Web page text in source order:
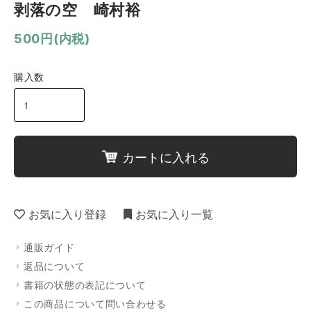
剥落の空 崎村裕
500円(内税)
購入数
カートに入れる
お気に入り登録 お気に入り一覧
通販ガイド
返品について
書籍の状態の表記について
この商品について問い合わせる